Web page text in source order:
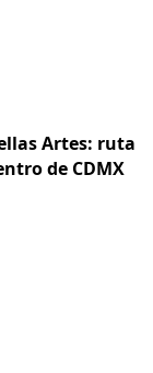
Artes: ruta
de CDMX